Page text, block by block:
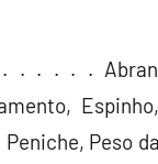
. . . . .
Peniche, Peso